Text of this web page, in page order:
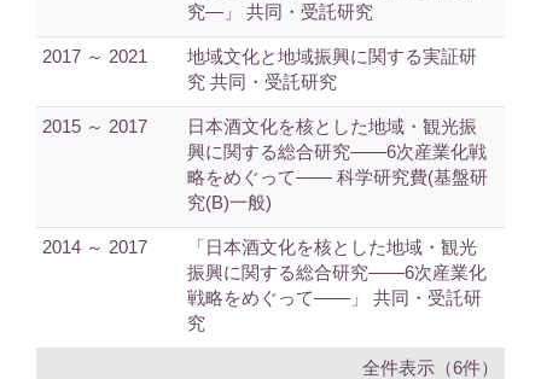
究―」 共同・受託研究
2017 ～ 2021
地域文化と地域振興に関する実証研
究 共同・受託研究
2015 ～ 2017
日本酒文化を核とした地域・観光振
興に関する総合研究――6次産業化戦
略をめぐって―― 科学研究費(基盤研
究(B)一般)
2014 ～ 2017
「日本酒文化を核とした地域・観光
振興に関する総合研究――6次産業化
戦略をめぐって――」 共同・受託研
究
全件表示（6件）